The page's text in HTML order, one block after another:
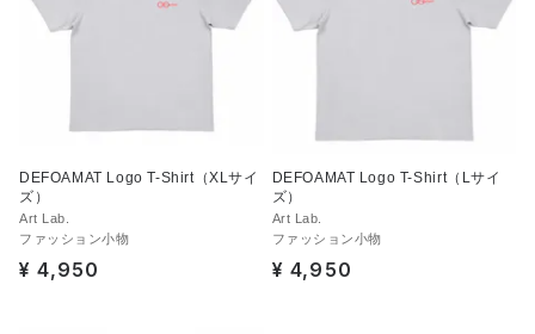
DEFOAMAT Logo T-Shirt（XLサイ
ズ）
Art Lab.
ファッション小物
¥ 4,950
DEFOAMAT Logo T-Shirt（Lサイ
ズ）
Art Lab.
ファッション小物
¥ 4,950